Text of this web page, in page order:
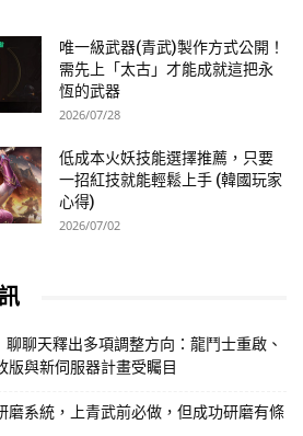
唯一級武器(青武)製作方式公開！
需先上「太古」才能成就這把永
恆的武器
2026/07/28
低成本火妖技能選擇推薦，只要
一招紅技就能輕鬆上手 (韓國玩家
心得)
2026/07/02
聊聊天釋出多項調整方向：龍鬥士重啟、
版與新伺服器計畫受矚目
磨系統，上青武前必做，但成功研磨有條